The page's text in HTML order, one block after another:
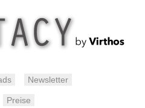
Newsletter
Preise